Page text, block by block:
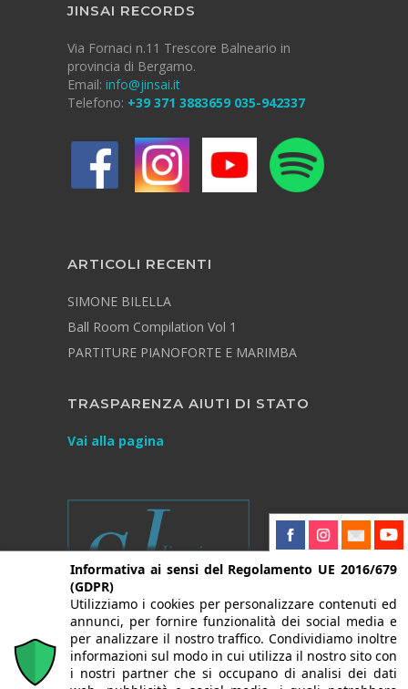
JINSAI RECORDS
Via Fornaci n.11 Trescore Balneario in
provincia di Bergamo.
Email: info@jinsai.it
Telefono: +39 371 3883659 035-942337
ARTICOLI RECENTI
SIMONE BILELLA
Ball Room Compilation Vol 1
PARTITURE PIANOFORTE E MARIMBA
TRASPARENZA AIUTI DI STATO
Vai alla pagina
Informativa ai sensi del Regolamento UE 2016/679
(GDPR)
Utilizziamo i cookies per personalizzare contenuti ed
annunci, per fornire funzionalità dei social media e
per analizzare il nostro traffico. Condividiamo inoltre
informazioni sul modo in cui utilizza il nostro sito con
i nostri partner che si occupano di analisi dei dati